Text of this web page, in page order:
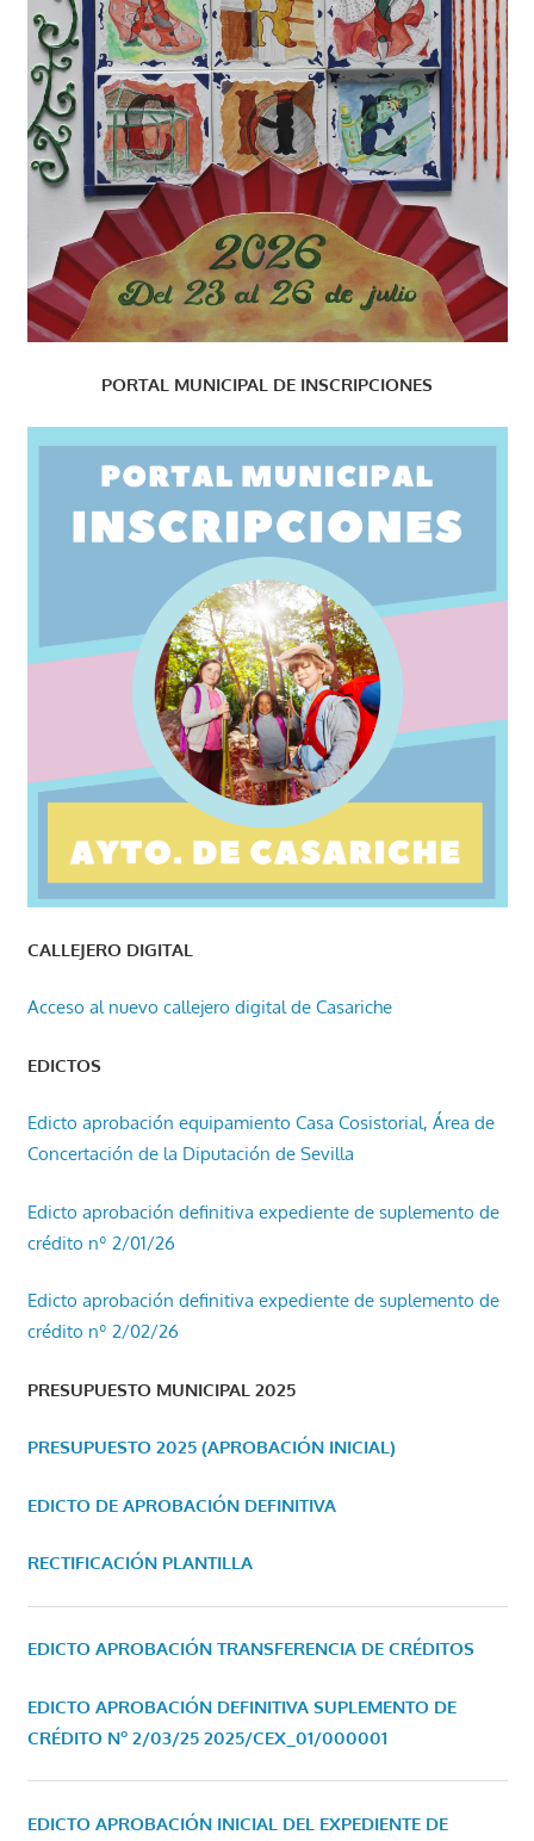
PORTAL MUNICIPAL DE INSCRIPCIONES
CALLEJERO DIGITAL
Acceso al nuevo callejero digital de Casariche
EDICTOS
Edicto aprobación equipamiento Casa Cosistorial, Área de
Concertación de la Diputación de Sevilla
Edicto aprobación definitiva expediente de suplemento de
crédito nº 2/01/26
Edicto aprobación definitiva expediente de suplemento de
crédito nº 2/02/26
PRESUPUESTO MUNICIPAL 2025
PRESUPUESTO 2025 (APROBACIÓN INICIAL)
EDICTO DE APROBACIÓN DEFINITIVA
RECTIFICACIÓN PLANTILLA
EDICTO APROBACIÓN TRANSFERENCIA DE CRÉDITOS
EDICTO APROBACIÓN DEFINITIVA SUPLEMENTO DE
CRÉDITO Nº 2/03/25 2025/CEX_01/000001
EDICTO APROBACIÓN INICIAL DEL EXPEDIENTE DE